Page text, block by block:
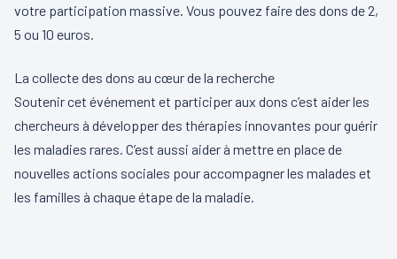
votre participation massive. Vous pouvez faire des dons de 2,
5 ou 10 euros.
La collecte des dons au cœur de la recherche
Soutenir cet événement et participer aux dons c’est aider les
chercheurs à développer des thérapies innovantes pour guérir
les maladies rares. C’est aussi aider à mettre en place de
nouvelles actions sociales pour accompagner les malades et
les familles à chaque étape de la maladie.